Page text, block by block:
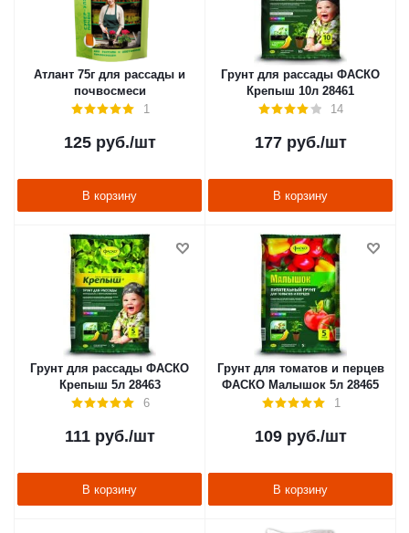
Атлант 75г для рассады и
почвосмеси
1
125руб./шт
В корзину
Грунт для рассады ФАСКО
Крепыш 10л 28461
14
177руб./шт
В корзину
Грунт для рассады ФАСКО
Крепыш 5л 28463
6
111руб./шт
В корзину
Грунт для томатов и перцев
ФАСКО Малышок 5л 28465
1
109руб./шт
В корзину